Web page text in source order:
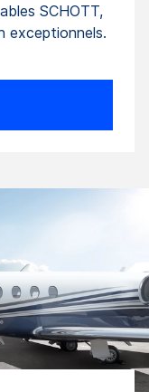
SCHOTT,
exceptionnels.